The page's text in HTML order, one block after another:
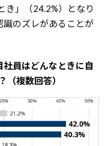
き」（24.2%）となり
識のズレがあることが
員はどんなときに自
（複数回答）